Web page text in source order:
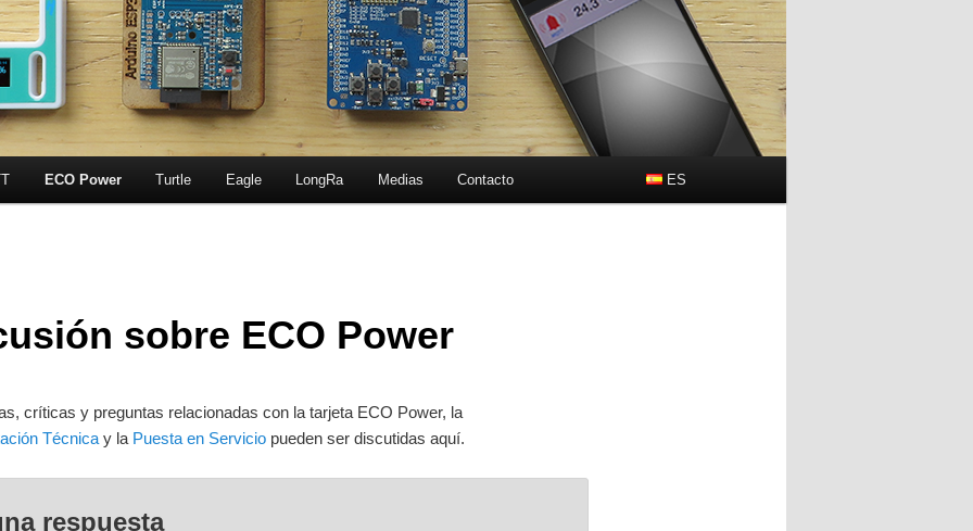
ECO Power Turtle Eagle LongRa Medias Contacto ES
sobre ECO Power
críticas y preguntas relacionadas con la tarjeta ECO Power, la
Técnicay la Puesta en Serviciopueden ser discutidas aquí.
respuesta